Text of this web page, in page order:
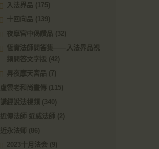
入法界品 (175)
十回向品 (139)
夜摩宮中偈讚品 (32)
恆實法師問答集——入法界品視
頻問答文字版 (42)
昇夜摩天宮品 (7)
虛雲老和尚畫傳
(115)
講經說法視頻
(340)
近傳法師 近威法師 (2)
近永法师
(86)
2023十月法会 (9)